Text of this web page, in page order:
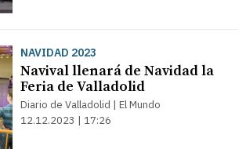
NAVIDAD 2023
Navival llenará de Navidad la
Feria de Valladolid
Diario de Valladolid | El Mundo
12.12.2023 | 17:26